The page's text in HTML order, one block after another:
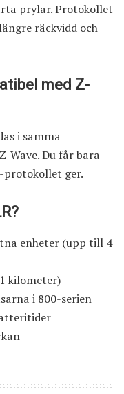
prylar. Protokollet
räckvidd och
med Z-
i samma
Wave. Du får bara
protokollet ger.
enheter (upp till 4
kilometer)
i 800-serien